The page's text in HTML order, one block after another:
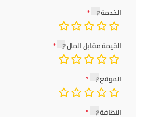
الخدمة
القيمة مقابل المال
الموقع
النظافة